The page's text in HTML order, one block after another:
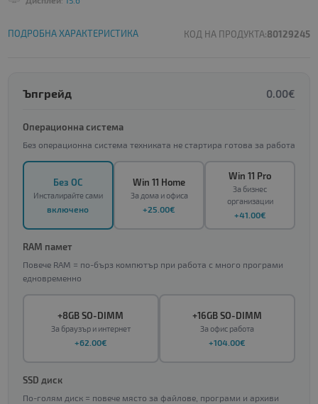
ПОДРОБНА ХАРАКТЕРИСТИКА КОД НА ПРОДУКТА:80129245
Ъпгрейд 0.00€
Операционна система
Без операционна система техниката не стартира готова за работа
Без ОС
Инсталирайте сами
включено
Win 11 Home
За дома и офиса
+25.00€
Win 11 Pro
За бизнес
организации
+41.00€
RAM памет
Повече RAM = по-бърз компютър при работа с много програми
едновременно
+8GB SO-DIMM
За браузър и интернет
+62.00€
+16GB SO-DIMM
За офис работа
+104.00€
SSD диск
По-голям диск = повече място за файлове, програми и архиви